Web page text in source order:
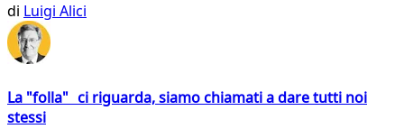
di Luigi Alici
La "folla" ci riguarda, siamo chiamati a dare tutti noi
stessi